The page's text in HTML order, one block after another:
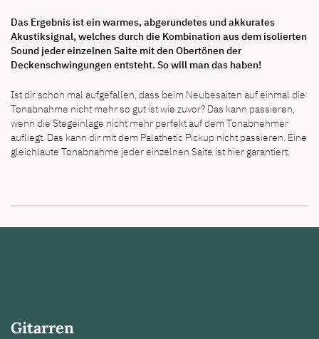
Das Ergebnis ist ein warmes, abgerundetes und akkurates
Akustiksignal, welches durch die Kombination aus dem isolierten
Sound jeder einzelnen Saite mit den Obertönen der
Deckenschwingungen entsteht. So will man das haben!
Ist dir schon mal aufgefallen, dass beim Neubesaiten auf einmal die
Tonabnahme nicht mehr so gut ist wie zuvor? Das kann passieren,
wenn die Stegeinlage nicht mehr perfekt auf dem Tonabnehmer
aufliegt. Das kann dir mit dem Palathetic Pickup nicht passieren. Eine
gleichlaute Tonabnahme jeder einzelnen Saite ist hier garantiert.
Gitarren